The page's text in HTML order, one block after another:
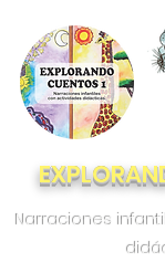
Narraciones